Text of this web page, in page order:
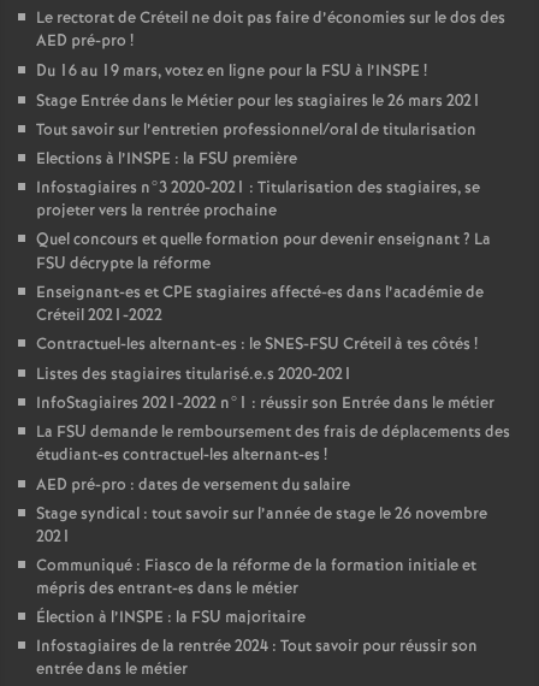
Le rectorat de Créteil ne doit pas faire d’économies sur le dos des
AED pré-pro !
Du 16 au 19 mars, votez en ligne pour la FSU à l’INSPE !
Stage Entrée dans le Métier pour les stagiaires le 26 mars 2021
Tout savoir sur l’entretien professionnel/oral de titularisation
Elections à l’INSPE : la FSU première
Infostagiaires n°3 2020-2021 : Titularisation des stagiaires, se
projeter vers la rentrée prochaine
Quel concours et quelle formation pour devenir enseignant? La
FSU décrypte la réforme
Enseignant-es etCPE stagiaires affecté-es dans l’académie de
Créteil 2021-2022
Contractuel-les alternant-es : leSNES-FSU Créteil à tes côtés !
Listes des stagiaires titularisé.e.s 2020-2021
InfoStagiaires 2021-2022 n°1 : réussir son Entrée dans le métier
La FSU demande le remboursement des frais de déplacements des
étudiant-es contractuel-les alternant-es !
AED pré-pro : dates de versement du salaire
Stage syndical : tout savoir sur l’année de stage le 26 novembre
2021
Communiqué : Fiasco de la réforme de la formation initiale et
mépris des entrant-es dans le métier
Élection à l’INSPE : la FSU majoritaire
Infostagiaires de la rentrée 2024 : Tout savoir pour réussir son
entrée dans le métier